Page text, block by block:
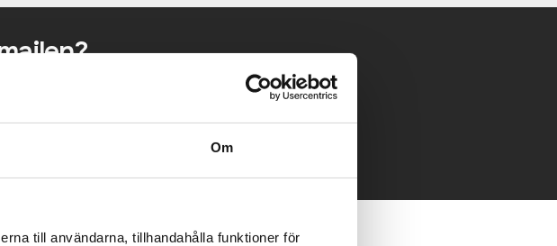
Om
till användarna, tillhandahålla funktioner för
och pris över mailen.